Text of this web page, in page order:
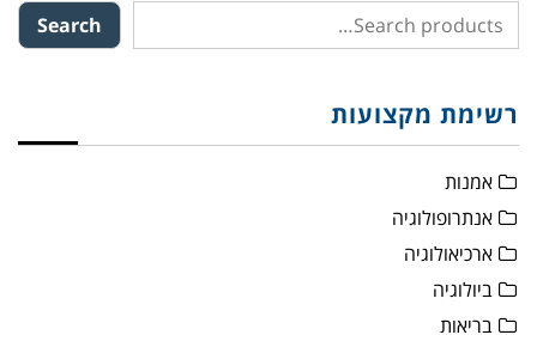
Search
רשימת מקצועות
אמנות
אנתרופולוגיה
ארכיאולוגיה
ביולוגיה
בריאות